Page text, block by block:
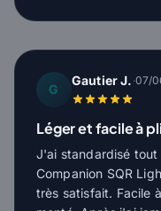
G
Gautier J. ·07/
Léger et facile à
J'ai standardisé tout
Companion SQR
très satisfait. Facile